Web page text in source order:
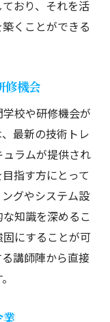
おり、それを活
くことができる
修機会
校や研修機会が
最新の技術トレ
ラムが提供され
指す方にとって
グやシステム設
知識を深めるこ
にすることが可
講師陣から直接
業